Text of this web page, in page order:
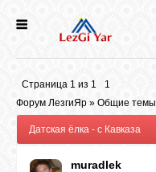
ИСТОРИЯ
Страница 1 из 1
1
Форум ЛезгиЯр » Общие темы
Датская ёлка - с Кавказа
muradlek